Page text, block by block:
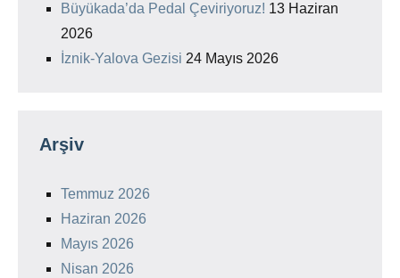
Büyükada’da Pedal Çeviriyoruz! 13 Haziran
2026
İznik-Yalova Gezisi 24 Mayıs 2026
Arşiv
Temmuz 2026
Haziran 2026
Mayıs 2026
Nisan 2026